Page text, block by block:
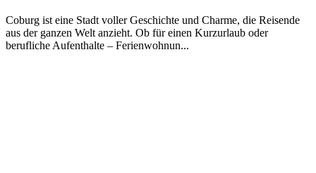
Coburg ist eine Stadt voller Geschichte und Charme, die Reisende
aus der ganzen Welt anzieht. Ob für einen Kurzurlaub oder
berufliche Aufenthalte – Ferienwohnun...